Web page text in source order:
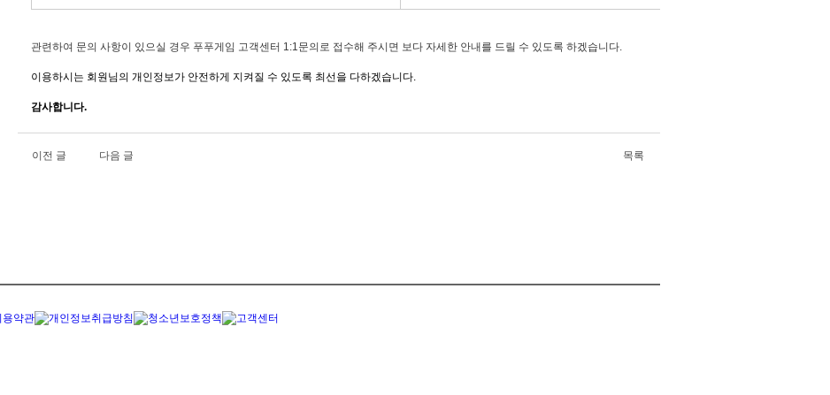
관련하여 문의 사항이 있으실 경우 푸푸게임 고객센터 1:1문의로 접수해 주시면 보다 자세한 안내를 드릴 수 있도록 하겠습니다.
이용하시는 회원님의 개인정보가 안전하게 지켜질 수 있도록 최선을 다하겠습니다.
감사합니다.
이전 글 다음 글 목록